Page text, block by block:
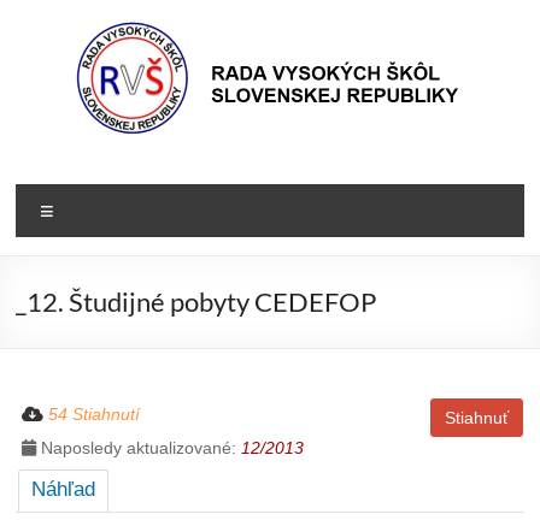
Rada
VŠ
škôl
_12. Študijné pobyty CEDEFOP
Stiahnuť
54 Stiahnutí
Naposledy aktualizované: 12/2013
Náhľad